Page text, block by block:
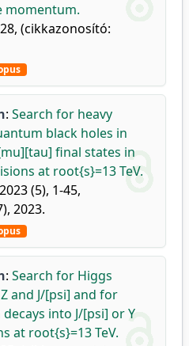
momentum.
(cikkazonosító:
: Search for heavy
black holes in
final states in
at root{s}=13 TeV.
2023 (5), 1-45,
2023.
: Search for Higgs
and J/[psi] and for
into J/[psi] or Y
at root{s}=13 TeV.